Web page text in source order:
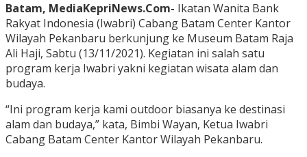
Batam, MediaKepriNews.Com- Ikatan Wanita Bank
Rakyat Indonesia (Iwabri) Cabang Batam Center Kantor
Wilayah Pekanbaru berkunjung ke Museum Batam Raja
Ali Haji, Sabtu (13/11/2021). Kegiatan ini salah satu
program kerja Iwabri yakni kegiatan wisata alam dan
budaya.
“Ini program kerja kami outdoor biasanya ke destinasi
alam dan budaya,” kata, Bimbi Wayan, Ketua Iwabri
Cabang Batam Center Kantor Wilayah Pekanbaru.